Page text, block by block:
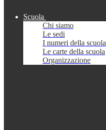
Scuola
Chi siamo
Le sedi
I numeri della scuola
Le carte della scuola
Organizzazione